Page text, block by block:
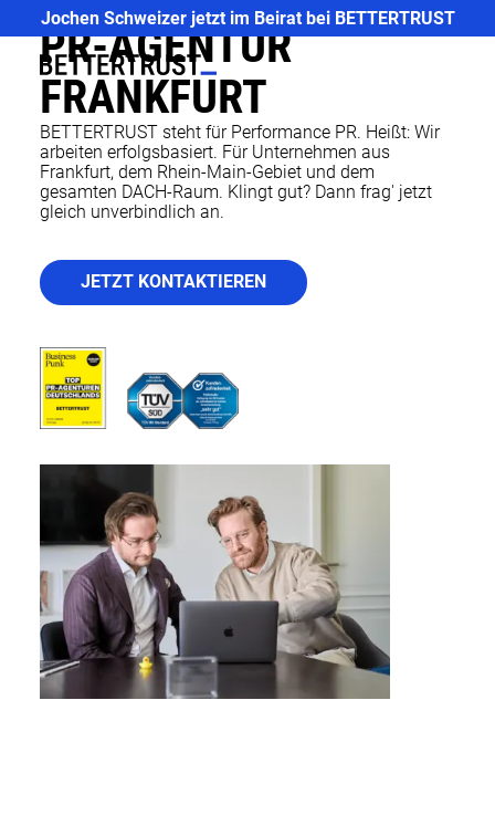
CASES
EXPERTISE
PR
MEDIA
FUTURETALK
NEWS
JOBS
CONTACT
Jochen Schweizer jetzt im Beirat bei BETTERTRUST
PR-AGENTUR
FRANKFURT
BETTERTRUST steht für Performance PR. Heißt: Wir
arbeiten erfolgsbasiert. Für Unternehmen aus
Frankfurt, dem Rhein-Main-Gebiet und dem
gesamten DACH-Raum. Klingt gut? Dann frag' jetzt
gleich unverbindlich an.
JETZT KONTAKTIEREN